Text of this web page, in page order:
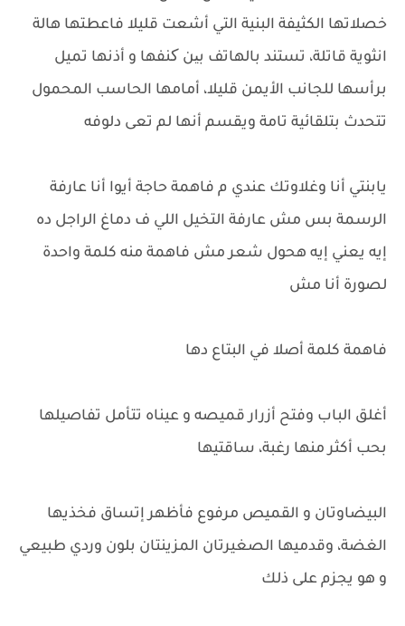
خصلاتها الكثيفة البنية التي أشعت قليلا فاعطتها هالة
انثوية قاتلة، تستند بالهاتف بین کنفها و أذنها تميل
برأسها للجانب الأيمن قليلا، أمامها الحاسب المحمول
تتحدث بتلقائية تامة ويقسم أنها لم تعى دلوفه
يابنتي أنا وغلاوتك عندي م فاهمة حاجة أيوا أنا عارفة
الرسمة بس مش عارفة التخيل اللي ف دماغ الراجل ده
إيه يعني إيه هحول شعر مش فاهمة منه كلمة واحدة
لصورة أنا مش
فاهمة كلمة أصلا في البتاع دها
أغلق الباب وفتح أزرار قميصه و عيناه تتأمل تفاصيلها
بحب أكثر منها رغبة، ساقتيها
البيضاوتان و القميص مرفوع فأظهر إتساق فخذيها
الغضة، وقدميها الصغيرتان المزينتان بلون وردي طبيعي
و هو يجزم على ذلك